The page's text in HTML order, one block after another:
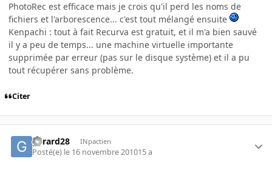
PhotoRec est efficace mais je crois qu'il perd les noms de
fichiers et l'arborescence... c'est tout mélangé ensuite
Kenpachi : tout à fait Recurva est gratuit, et il m'a bien sauvé
il y a peu de temps... une machine virtuelle importante
supprimée par erreur (pas sur le disque système) et il a pu
tout récupérer sans problème.
Citer
gerard28 INpactien
Posté(e) le 16 novembre 201015 a